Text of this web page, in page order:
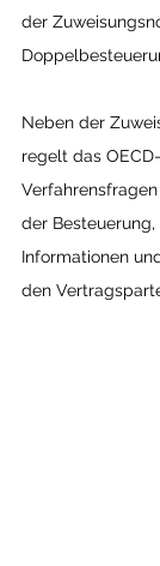
der
Neben der
regelt das
der
Informationen
den